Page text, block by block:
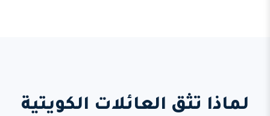
لماذا تثق العائلات الكويتية